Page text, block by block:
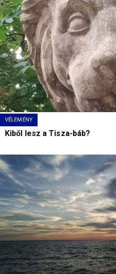
VÉLEMÉNY
Kiből lesz a Tisza-báb?